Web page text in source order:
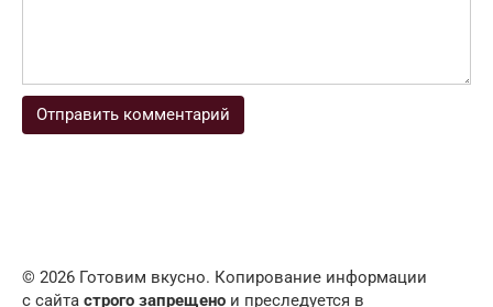
© 2026 Готовим вкусно. Копирование информации
с сайта строго запрещено и преследуется в